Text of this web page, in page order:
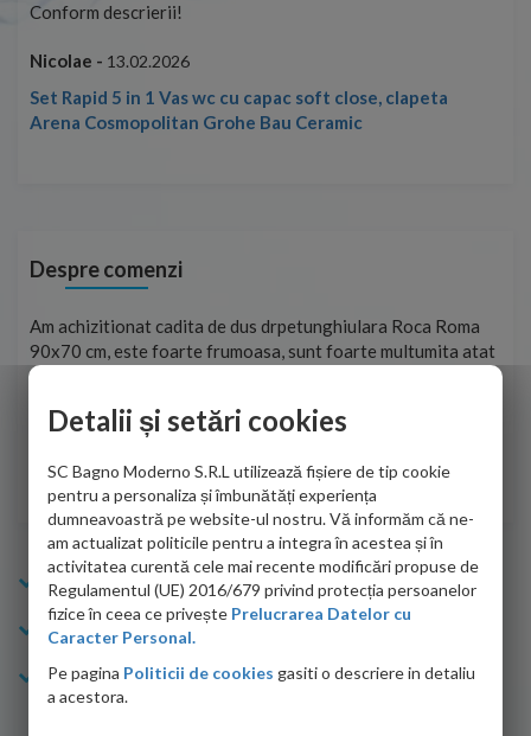
Conform descrierii!
Nicolae - 13.02.2026
Set Rapid 5 in 1 Vas wc cu capac soft close, clapeta
Arena Cosmopolitan Grohe Bau Ceramic
Despre comenzi
Am achizitionat cadita de dus drpetunghiulara Roca Roma
90x70 cm, este foarte frumoasa, sunt foarte multumita atat
de personalul firmei dvs. cu care am colaborat in obtinerea
adus coletul in siguranta.Numai bine, va doresc!
Sofrone Viviana -28.07.2026
Info Bagno
Cumparaturi
Suport clienti
Detalii și setări cookies
SC Bagno Moderno S.R.L utilizează fișiere de tip cookie
pentru a personaliza și îmbunătăți experiența
dumneavoastră pe website-ul nostru. Vă informăm că ne-
am actualizat politicile pentru a integra în acestea și în
activitatea curentă cele mai recente modificări propuse de
Regulamentul (UE) 2016/679 privind protecția persoanelor
fizice în ceea ce privește Prelucrarea Datelor cu
Caracter Personal.
Pe pagina Politicii de cookies gasiti o descriere in detaliu
a acestora.